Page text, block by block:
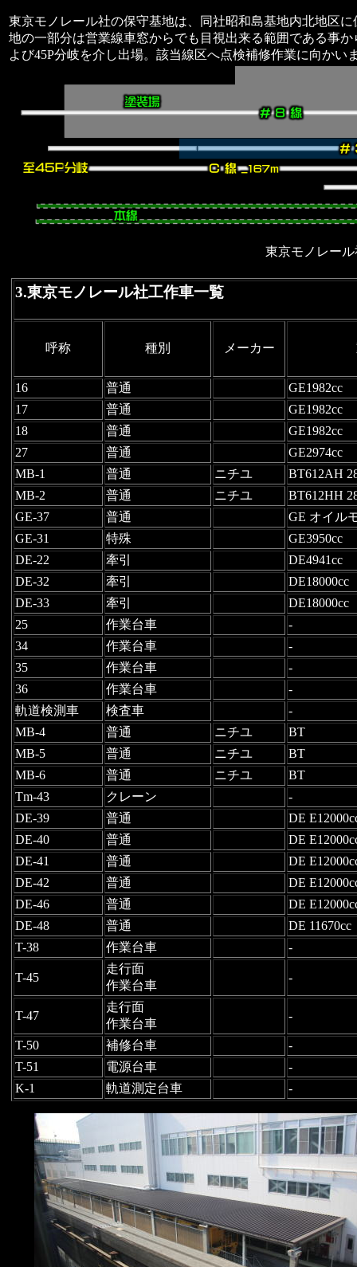
東京モノレール社の保守基地は、同社昭和島基地内北地区
地の一部分は営業線車窓からでも目視出来る範囲である事
よび45P分岐を介し出場。該当線区へ点検補修作業に向かい
東京モノレー
3.東京モノレール社工作車一覧
呼称 種別 メーカー
16 普通
GE1982cc
17
普通
GE1982cc
18
普通
GE1982cc
27
普通
GE2974cc
MB-1
普通 ニチユ
BT612AH
MB-2
普通 ニチユ
BT612HH
GE-37
普通
GE オイル
GE-31
特殊
GE3950cc
DE-22
牽引
DE4941cc
DE-32
牽引
DE18000cc
DE-33
牽引
DE18000cc
25
作業台車
-
34
作業台車
-
35
作業台車
-
36
作業台車
-
軌道検測車
検査車
-
MB-4
普通 ニチユ
BT
MB-5
普通 ニチユ
BT
MB-6
普通 ニチユ
BT
Tm-43
クレーン
-
DE-39
普通
DE
DE-40
普通
DE
DE-41
普通
DE
DE-42
普通
DE
DE-46
普通
DE
DE-48
普通
DE 11670cc
T-38
作業台車 -
T-45
走行面
作業台車
-
T-47
走行面
作業台車
-
T-50 補修台車
-
T-51
電源台車
-
K-1
軌道測定台車 -